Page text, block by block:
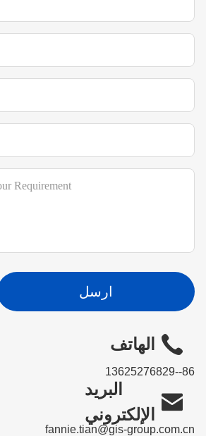
ارسل
الهاتف
86--13625276829

البريد
الإلكتروني
fannie.tian@gis-group.com.cn